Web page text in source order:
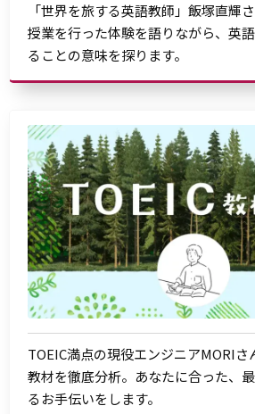
「世界を旅する英語教師」飯塚直輝
授業を行った体験を語りながら、英
ることの意味を探ります。
TOEIC満点の現役エンジニアMORIさ
教材を徹底分析。あなたに合った、
るお手伝いをします。